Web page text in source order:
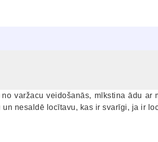
varžacu veidošanās, mīkstina ādu
nesaldē locītavu, kas ir svarīgi, ja ir